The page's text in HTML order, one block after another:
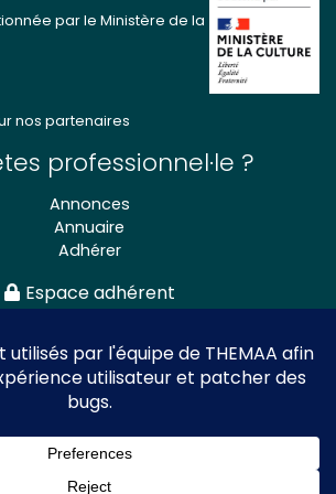
par le Ministère de la
nos partenaires
professionnel·le ?
Annonces
Annuaire
Adhérer
Espace adhérent
Association nationale
Théâtres de Marionnettes